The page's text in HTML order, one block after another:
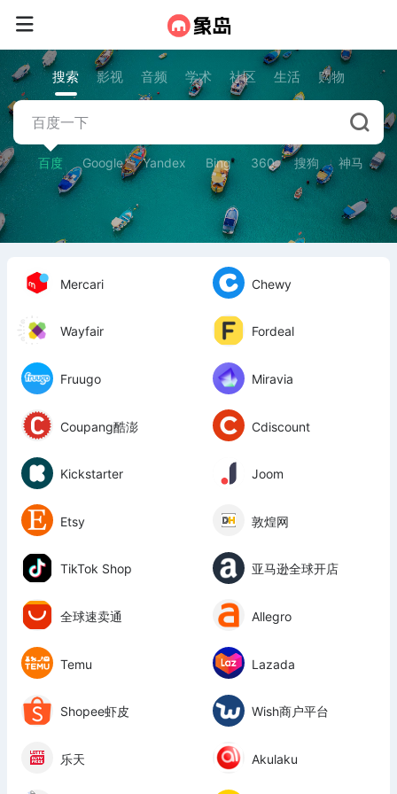
搜索 影视 音频 学术 社区 生活 购物
百度 Google Yandex Bing 360 搜狗 神马
Mercari Chewy
Wayfair Fordeal
Fruugo Miravia
Coupang酷澎 Cdiscount
Kickstarter Joom
Etsy 敦煌网
TikTok Shop 亚马逊全球开店
全球速卖通 Allegro
Temu Lazada
Shopee虾皮 Wish商户平台
乐天 Akulaku